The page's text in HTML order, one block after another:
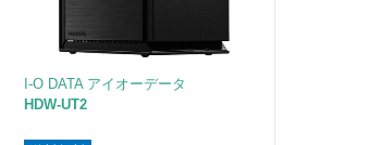
I-O DATA アイオーデータ
HDW-UT2